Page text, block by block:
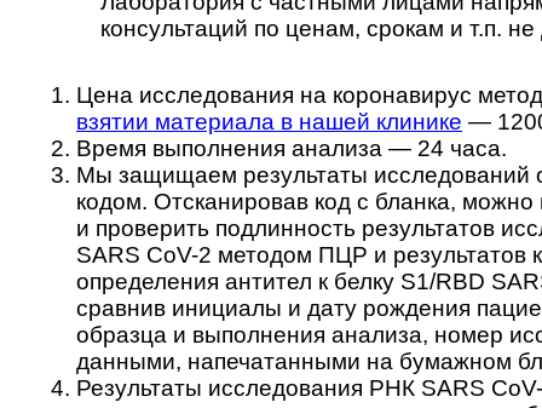
консультаций по ценам, срокам и т.п. не
Цена исследования на коронавирус
взятии материала в нашей клинике —
Время выполнения анализа — 24 часа.
Мы защищаем результаты исследований
кодом. Отсканировав код с бланка, можно
и проверить подлинность результатов
SARS CoV-2 методом ПЦР и результатов
определения антител к белку S1/RBD
сравнив инициалы и дату рождения
образца и выполнения анализа, номер
данными, напечатанными на бумажном
Результаты исследования РНК SARS